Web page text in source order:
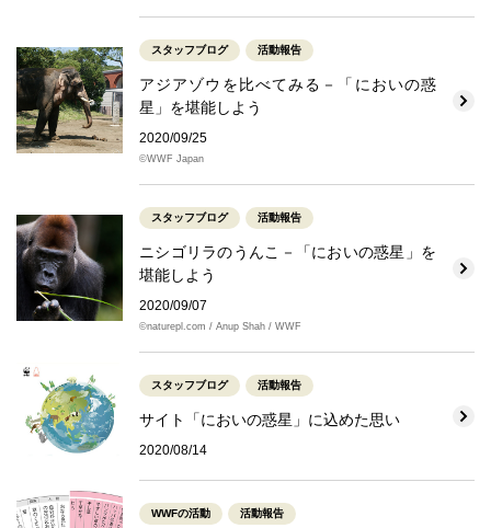
スタッフブログ 活動報告
アジアゾウを比べてみる－「においの惑
星」を堪能しよう
2020/09/25
©WWF Japan
スタッフブログ 活動報告
ニシゴリラのうんこ－「においの惑星」を
堪能しよう
2020/09/07
©naturepl.com / Anup Shah / WWF
スタッフブログ 活動報告
サイト「においの惑星」に込めた思い
2020/08/14
WWFの活動 活動報告